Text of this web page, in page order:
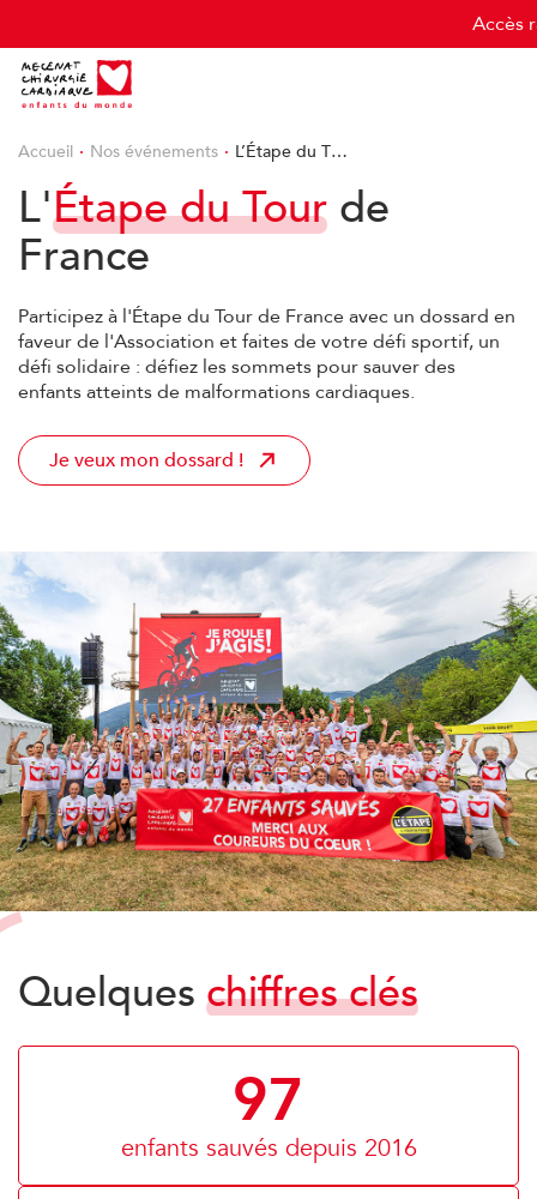
Accès
Accueil Nos événements L’Étape du T…
L'Étape du Tour de
France
Participez à l'Étape du Tour de France avec un dossard en
faveur de l'Association et faites de votre défi sportif, un
défi solidaire : défiez les sommets pour sauver des
enfants atteints de malformations cardiaques.
Je veux mon dossard !
Quelques chiffresclés
97
enfants sauvés depuis 2016